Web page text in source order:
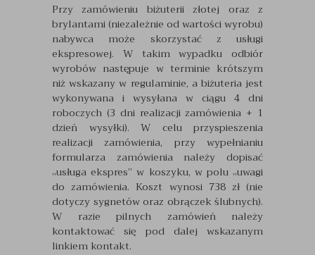
Przy zamówieniu biżuterii złotej oraz z
brylantami (niezależnie od wartości wyrobu)
nabywca może skorzystać z usługi
ekspresowej. W takim wypadku odbiór
wyrobów następuje w terminie krótszym
niż wskazany w regulaminie, a biżuteria jest
wykonywana i wysyłana w ciągu 4 dni
roboczych (3 dni realizacji zamówienia + 1
dzień wysyłki). W celu przyspieszenia
realizacji zamówienia, przy wypełnianiu
formularza zamówienia należy dopisać
„usługa ekspres” w koszyku, w polu „uwagi
do zamówienia. Koszt wynosi 738 zł (nie
dotyczy sygnetów oraz obrączek ślubnych).
W razie pilnych zamówień należy
kontaktować się pod dalej wskazanym
linkiem kontakt.